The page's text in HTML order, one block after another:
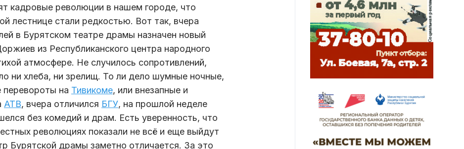
кадровые революции в нашем городе, что
лестнице стали редкостью. Вот так, вчера
в Бурятском театре драмы назначен новый
из Республиканского центра народного
атмосфере. Не случилось сопротивлений,
ни хлеба, ни зрелищ. То ли дело шумные ночные,
перевороты на Тивикоме, или внезапные и
АТВ, вчера отличился БГУ, на прошлой неделе
без комедий и драм. Есть уверенность, что
революциях показали не всё и еще выйдут
Бурятской драмы заметно отличается. За это